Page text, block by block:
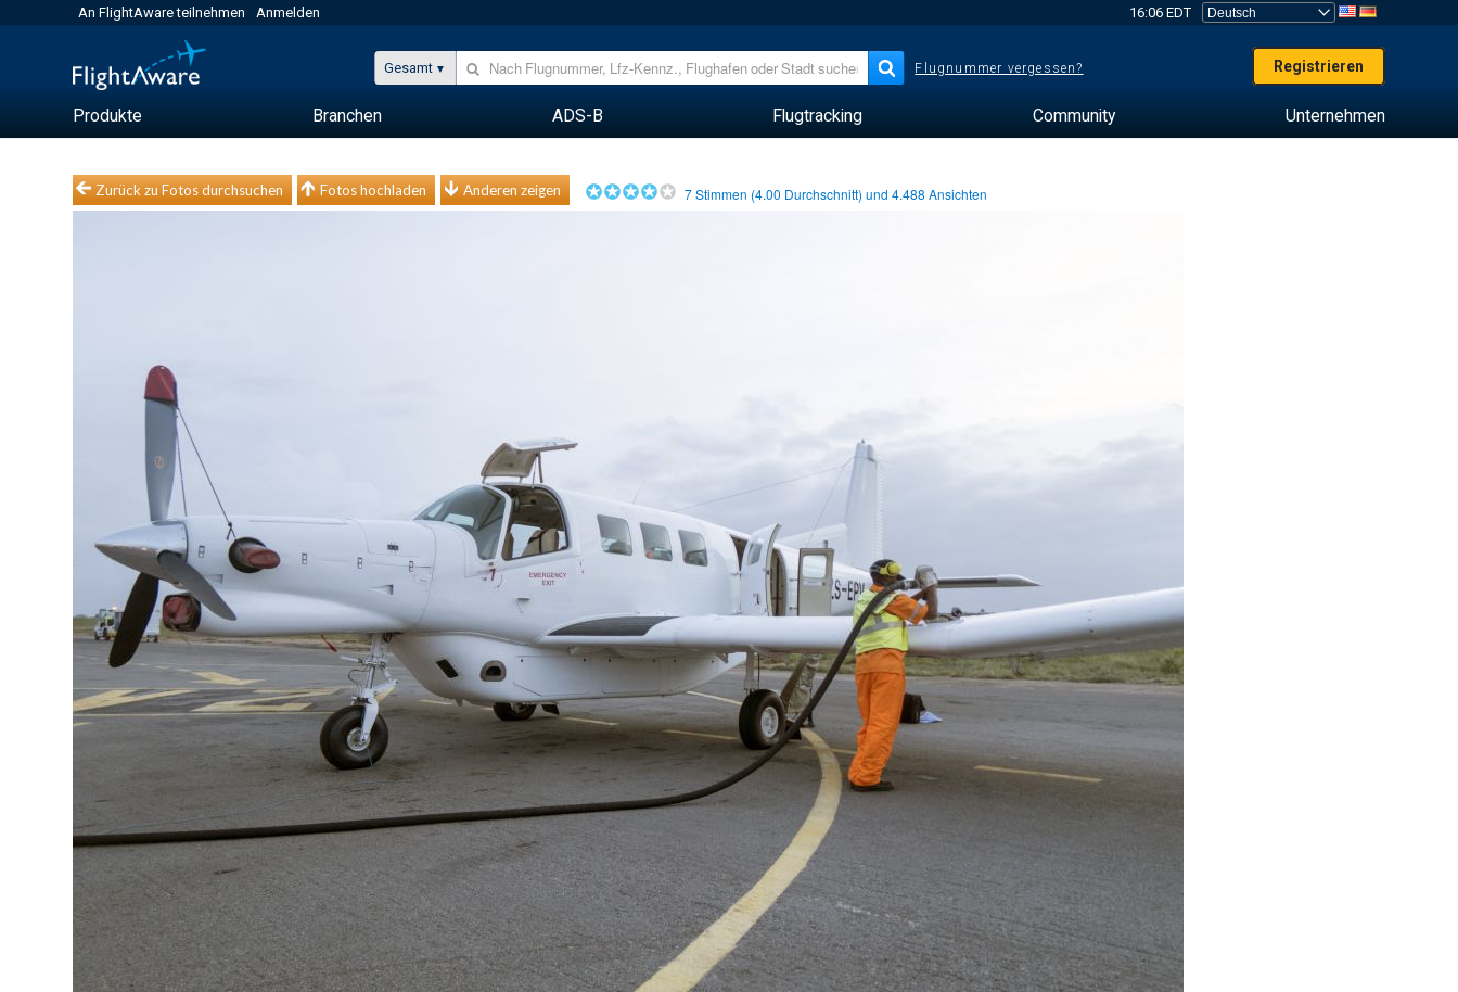
An FlightAware teilnehmen Anmelden 16:06 EDT
Gesamt Flugnummer vergessen? Registrieren
Produkte Branchen ADS-B Flugtracking Community Unternehmen
Zurück zu Fotos durchsuchen Fotos hochladen Anderen zeigen 7Stimmen (4.00 Durchschnitt) und4.488 Ansichten